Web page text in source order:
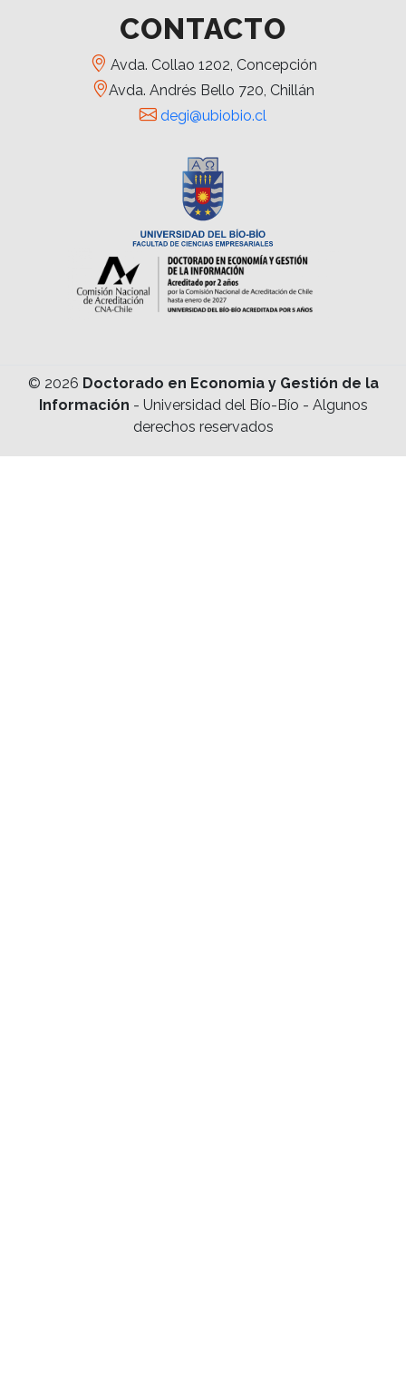
CONTACTO
Avda. Collao 1202, Concepción
Avda. Andrés Bello 720, Chillán
degi@ubiobio.cl
© 2026 Doctorado en Economia y Gestión de la
Información - Universidad del Bío-Bío - Algunos
derechos reservados